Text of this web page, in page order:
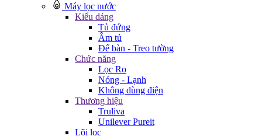
Máy lọc nước
Kiểu dáng
Tủ đứng
Âm tủ
Để bàn - Treo tường
Chức năng
Lọc Ro
Nóng - Lạnh
Không dùng điện
Thương hiệu
Truliva
Unilever Pureit
Lõi lọc